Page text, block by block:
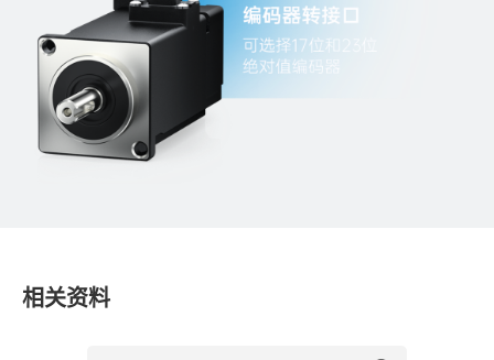
相关资料